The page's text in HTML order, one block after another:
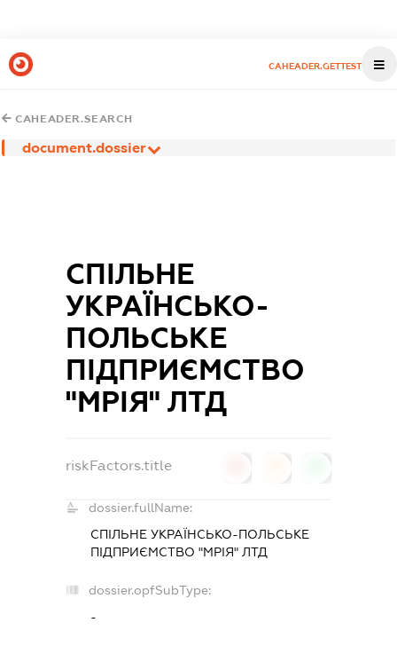
CAHEADER.GETTEST
CAHEADER.SEARCH
document.dossier
СПІЛЬНЕ
УКРАЇНСЬКО-
ПОЛЬСЬКЕ
ПІДПРИЄМСТВО
"МРІЯ" ЛТД
riskFactors.title
dossier.fullName:
СПІЛЬНЕ УКРАЇНСЬКО-ПОЛЬСЬКЕ
ПІДПРИЄМСТВО "МРІЯ" ЛТД
dossier.opfSubType:
-